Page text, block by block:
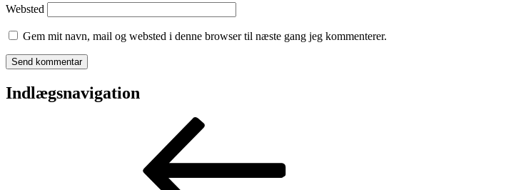
Websted
Gem mit navn, mail og websted i denne browser til næste gang jeg kommenterer.
Indlægsnavigation